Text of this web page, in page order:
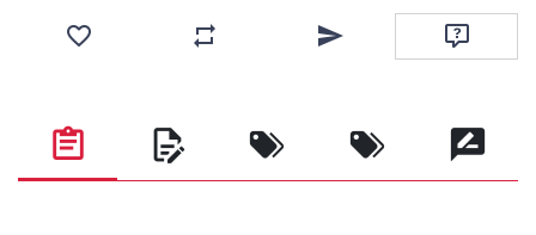
Karşılaştırma listesine ekleArkadaşına e-posta ile
Soru sor